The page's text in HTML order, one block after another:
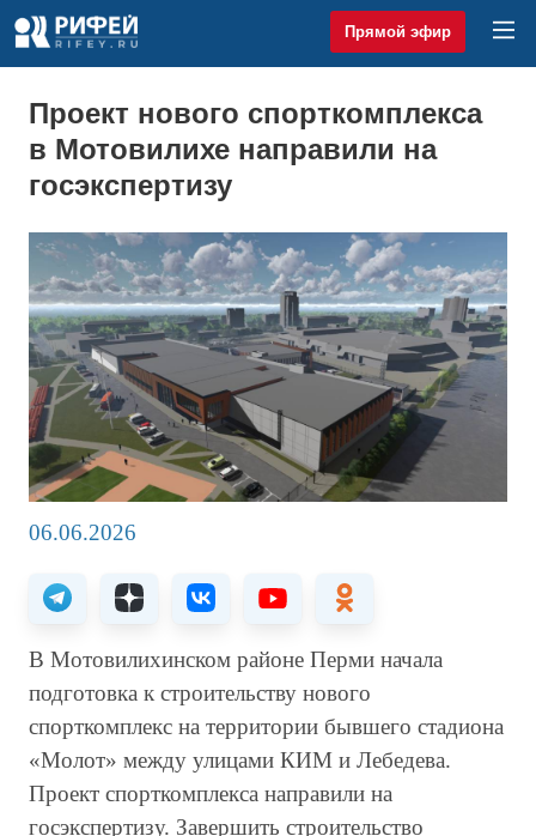
Прямой эфир
Проект нового спорткомплекса
в Мотовилихе направили на
госэкспертизу
06.06.2026
В Мотовилихинском районе Перми начала
подготовка к строительству нового
спорткомплекс на территории бывшего стадиона
«Молот» между улицами КИМ и Лебедева.
Проект спорткомплекса направили на
госэкспертизу. Завершить строительство